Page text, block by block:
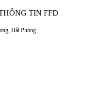
TIN FFD
Hải Phòng